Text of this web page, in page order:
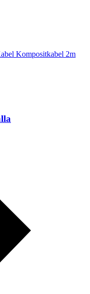
Kompositkabel 2m